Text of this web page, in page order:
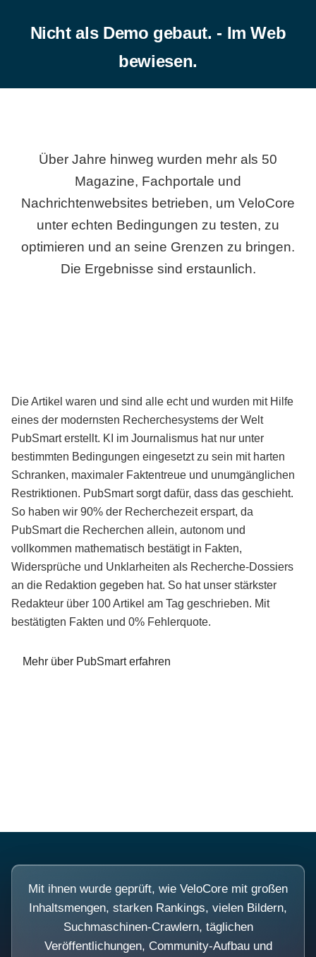
Nicht als Demo gebaut. - Im Web
bewiesen.
Über Jahre hinweg wurden mehr als 50
Magazine, Fachportale und
Nachrichtenwebsites betrieben, um VeloCore
unter echten Bedingungen zu testen, zu
optimieren und an seine Grenzen zu bringen.
Die Ergebnisse sind erstaunlich.
Die Artikel waren und sind alle echt und wurden mit Hilfe
eines der modernsten Recherchesystems der Welt
PubSmart erstellt. KI im Journalismus hat nur unter
bestimmten Bedingungen eingesetzt zu sein mit harten
Schranken, maximaler Faktentreue und unumgänglichen
Restriktionen. PubSmart sorgt dafür, dass das geschieht.
So haben wir 90% der Recherchezeit erspart, da
PubSmart die Recherchen allein, autonom und
vollkommen mathematisch bestätigt in Fakten,
Widersprüche und Unklarheiten als Recherche-Dossiers
an die Redaktion gegeben hat. So hat unser stärkster
Redakteur über 100 Artikel am Tag geschrieben. Mit
bestätigten Fakten und 0% Fehlerquote.
Mehr über PubSmart erfahren
Mit ihnen wurde geprüft, wie VeloCore mit großen
Inhaltsmengen, starken Rankings, vielen Bildern,
Suchmaschinen-Crawlern, täglichen
Veröffentlichungen, Community-Aufbau und